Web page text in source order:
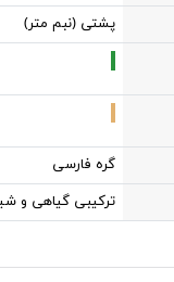
پشتی (نبم متر)
گره فارسی
ترکیبی گیاهی و